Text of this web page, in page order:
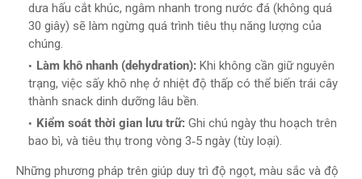
dưa hấu cắt khúc, ngâm nhanh trong nước đá (không quá
30 giây) sẽ làm ngừng quá trình tiêu thụ năng lượng của
chúng.
Làm khô nhanh (dehydration): Khi không cần giữ nguyên
trạng, việc sấy khô nhẹ ở nhiệt độ thấp có thể biến trái cây
thành snack dinh dưỡng lâu bền.
Kiểm soát thời gian lưu trữ: Ghi chú ngày thu hoạch trên
bao bì, và tiêu thụ trong vòng 3‑5 ngày (tùy loại).
Những phương pháp trên giúp duy trì độ ngọt, màu sắc và độ